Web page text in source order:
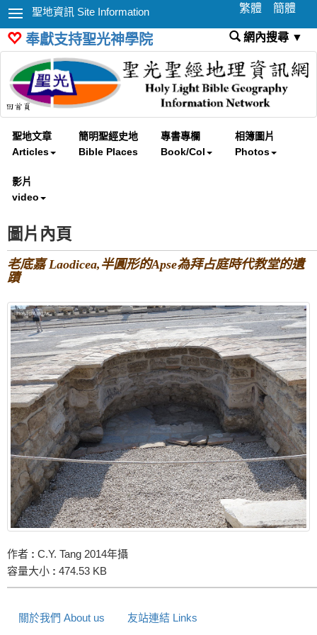
聖地資訊 Site Information 繁體 簡體
奉獻支持聖光神學院 網內搜尋 ▼
聖地文章
Articles
簡明聖經史地
Bible Places
專書專欄
Book/Col
相簿圖片
Photos
影片
video
圖片內頁
老底嘉 Laodicea,半圓形的Apse為拜占庭時代教堂的遺
蹟
作者 : C.Y. Tang 2014年攝
容量大小 : 474.53 KB
關於我們 About us 友站連結 Links